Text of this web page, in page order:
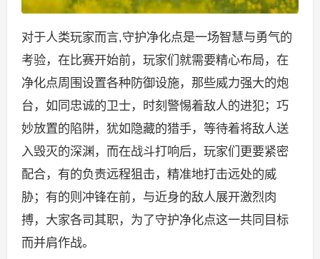
对于人类玩家而言,守护净化点是一场智慧与勇气的
考验，在比赛开始前，玩家们就需要精心布局，在
净化点周围设置各种防御设施，那些威力强大的炮
台，如同忠诚的卫士，时刻警惕着敌人的进犯；巧
妙放置的陷阱，犹如隐藏的猎手，等待着将敌人送
入毁灭的深渊，而在战斗打响后，玩家们更要紧密
配合，有的负责远程狙击，精准地打击远处的威
胁；有的则冲锋在前，与近身的敌人展开激烈肉
搏，大家各司其职，为了守护净化点这一共同目标
而并肩作战。